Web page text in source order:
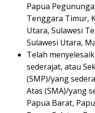
Papua
Tenggara Timur,
Utara, Sulawesi
Sulawesi Utara,
Telah
sederajat, atau
(SMP)/yang
Atas (SMA)/yang
Papua Barat,